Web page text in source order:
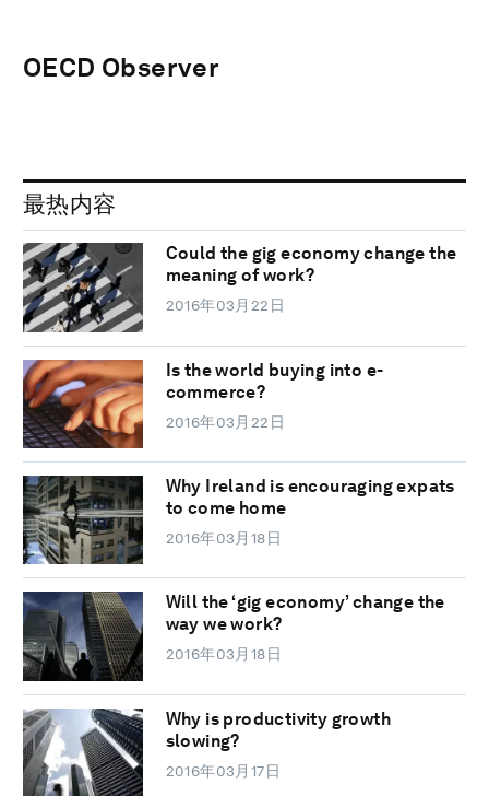
OECD Observer
最热内容
Could the gig economy change the
meaning of work?
2016年03月22日
Is the world buying into e-
commerce?
2016年03月22日
Why Ireland is encouraging expats
to come home
2016年03月18日
Will the ‘gig economy’ change the
way we work?
2016年03月18日
Why is productivity growth
slowing?
2016年03月17日